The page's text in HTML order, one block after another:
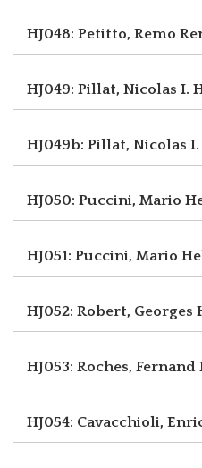
HJ048: Petitto, Remo
HJ049: Pillat, Nicolas I.
HJ049b: Pillat, Nicolas I.
HJ050: Puccini, Mario
HJ051: Puccini, Mario
HJ052: Robert, Georges
HJ053: Roches, Fernand
HJ054: Cavacchioli,